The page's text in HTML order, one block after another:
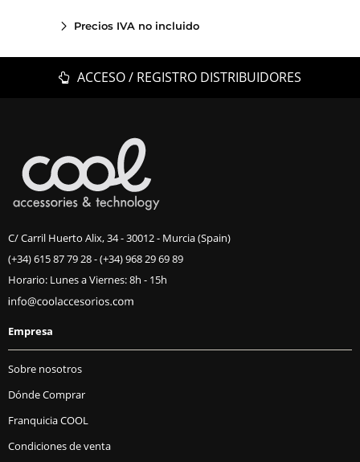
Precios IVA no incluido
ACCESO / REGISTRO DISTRIBUIDORES
C/ Carril Huerto Alix, 34 - 30012 - Murcia (Spain)
(+34) 615 87 79 28-(+34) 968 29 69 89
Horario: Lunes a Viernes: 8h - 15h
Empresa
Sobre nosotros
Dónde Comprar
Franquicia COOL
Condiciones de venta